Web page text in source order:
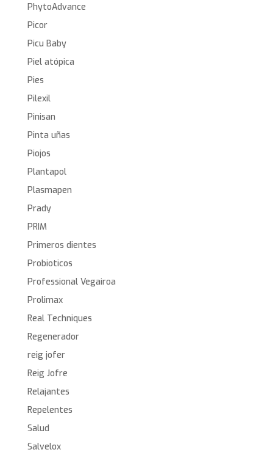
PhytoAdvance
Picor
Picu Baby
Piel atópica
Pies
Pilexil
Pinisan
Pinta uñas
Piojos
Plantapol
Plasmapen
Prady
PRIM
Primeros dientes
Probioticos
Professional Vegairoa
Prolimax
Real Techniques
Regenerador
reig jofer
Reig Jofre
Relajantes
Repelentes
Salud
Salvelox